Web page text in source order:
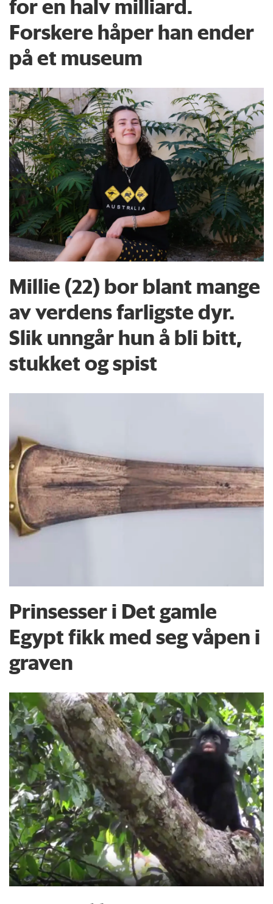
for en halv milliard.
Forskere håper han ender
på et museum
Millie (22) bor blant mange
av verdens farligste dyr.
Slik unngår hun å bli bitt,
stukket og spist
Prinsesser i Det gamle
Egypt fikk med seg våpen i
graven